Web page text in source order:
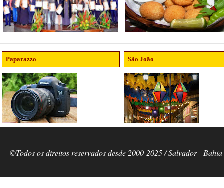
Paparazzo São João
©Todos os direitos reservados desde 2000-2025 / Salvador -